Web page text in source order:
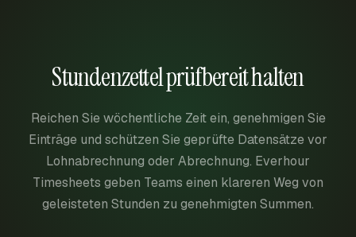
Stundenzettel prüfbereit halten
Reichen Sie wöchentliche Zeit ein, genehmigen Sie
Einträge und schützen Sie geprüfte Datensätze vor
Lohnabrechnung oder Abrechnung. Everhour
Timesheets geben Teams einen klareren Weg von
geleisteten Stunden zu genehmigten Summen.